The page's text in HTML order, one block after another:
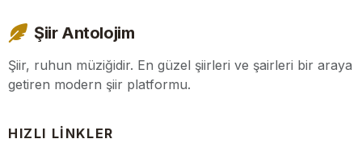
Şiir Antolojim
Şiir, ruhun müziğidir. En güzel şiirleri ve şairleri bir araya
getiren modern şiir platformu.
HIZLI LINKLER